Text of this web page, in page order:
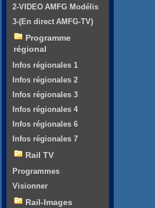
2-VIDEO AMFG Modélis
3-(En direct AMFG-TV)
Programme
régional
Infos régionales 1
Infos régionales 2
Infos régionales 3
Infos régionales 4
Infos régionales 6
Infos régionales 7
Rail TV
Programmes
Visionner
Rail-Images